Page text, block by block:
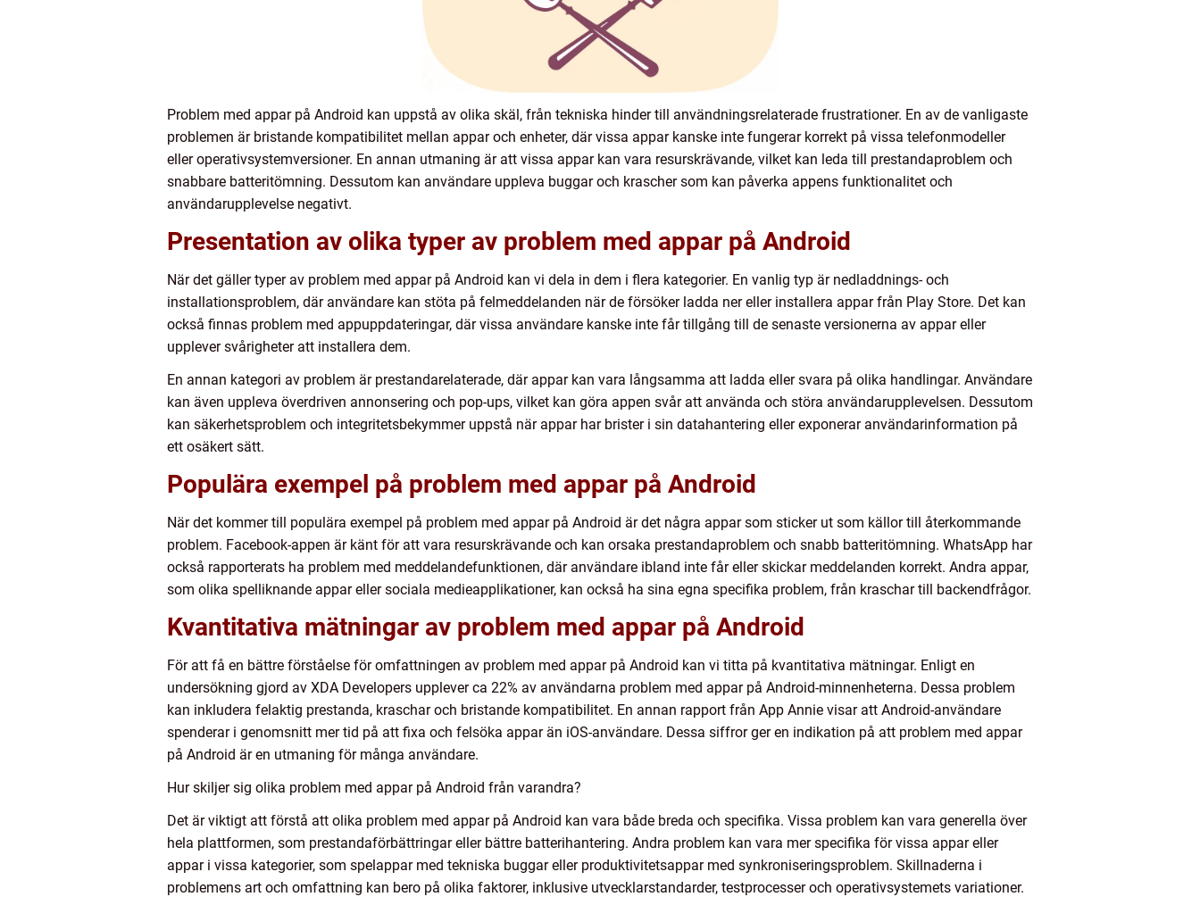
Problem med appar på Android kan uppstå av olika skäl, från tekniska hinder till användningsrelaterade frustrationer. En av de vanligaste
problemen är bristande kompatibilitet mellan appar och enheter, där vissa appar kanske inte fungerar korrekt på vissa telefonmodeller
eller operativsystemversioner. En annan utmaning är att vissa appar kan vara resurskrävande, vilket kan leda till prestandaproblem och
snabbare batteritömning. Dessutom kan användare uppleva buggar och krascher som kan påverka appens funktionalitet och
användarupplevelse negativt.
Presentation av olika typer av problem med appar på Android
När det gäller typer av problem med appar på Android kan vi dela in dem i flera kategorier. En vanlig typ är nedladdnings- och
installationsproblem, där användare kan stöta på felmeddelanden när de försöker ladda ner eller installera appar från Play Store. Det kan
också finnas problem med appuppdateringar, där vissa användare kanske inte får tillgång till de senaste versionerna av appar eller
upplever svårigheter att installera dem.
En annan kategori av problem är prestandarelaterade, där appar kan vara långsamma att ladda eller svara på olika handlingar. Användare
kan även uppleva överdriven annonsering och pop-ups, vilket kan göra appen svår att använda och störa användarupplevelsen. Dessutom
kan säkerhetsproblem och integritetsbekymmer uppstå när appar har brister i sin datahantering eller exponerar användarinformation på
ett osäkert sätt.
Populära exempel på problem med appar på Android
När det kommer till populära exempel på problem med appar på Android är det några appar som sticker ut som källor till återkommande
problem. Facebook-appen är känt för att vara resurskrävande och kan orsaka prestandaproblem och snabb batteritömning. WhatsApp har
också rapporterats ha problem med meddelandefunktionen, där användare ibland inte får eller skickar meddelanden korrekt. Andra appar,
som olika spelliknande appar eller sociala medieapplikationer, kan också ha sina egna specifika problem, från kraschar till backendfrågor.
Kvantitativa mätningar av problem med appar på Android
För att få en bättre förståelse för omfattningen av problem med appar på Android kan vi titta på kvantitativa mätningar. Enligt en
undersökning gjord av XDA Developers upplever ca 22% av användarna problem med appar på Android-minnenheterna. Dessa problem
kan inkludera felaktig prestanda, kraschar och bristande kompatibilitet. En annan rapport från App Annie visar att Android-användare
spenderar i genomsnitt mer tid på att fixa och felsöka appar än iOS-användare. Dessa siffror ger en indikation på att problem med appar
på Android är en utmaning för många användare.
Hur skiljer sig olika problem med appar på Android från varandra?
Det är viktigt att förstå att olika problem med appar på Android kan vara både breda och specifika. Vissa problem kan vara generella över
hela plattformen, som prestandaförbättringar eller bättre batterihantering. Andra problem kan vara mer specifika för vissa appar eller
appar i vissa kategorier, som spelappar med tekniska buggar eller produktivitetsappar med synkroniseringsproblem. Skillnaderna i
problemens art och omfattning kan bero på olika faktorer, inklusive utvecklarstandarder, testprocesser och operativsystemets variationer.